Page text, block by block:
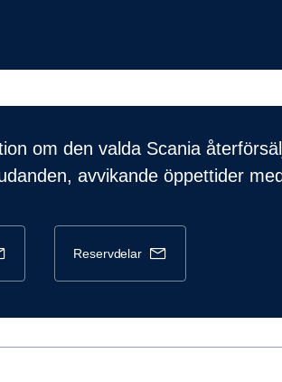
om den valda Scania
avvikande öppettider
reservdelar